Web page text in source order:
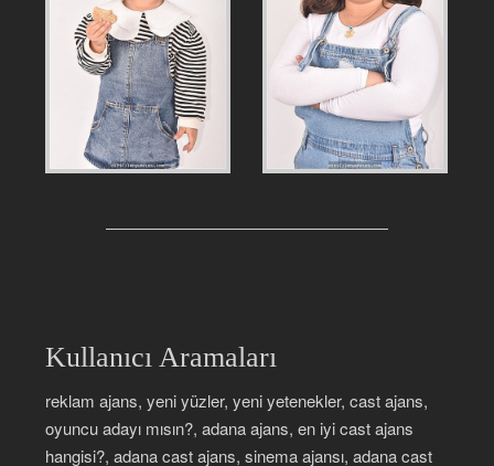
Kullanıcı Aramaları
reklam ajans, yeni yüzler, yeni yetenekler, cast ajans,
oyuncu adayı mısın?, adana ajans, en iyi cast ajans
hangisi?, adana cast ajans, sinema ajansı, adana cast